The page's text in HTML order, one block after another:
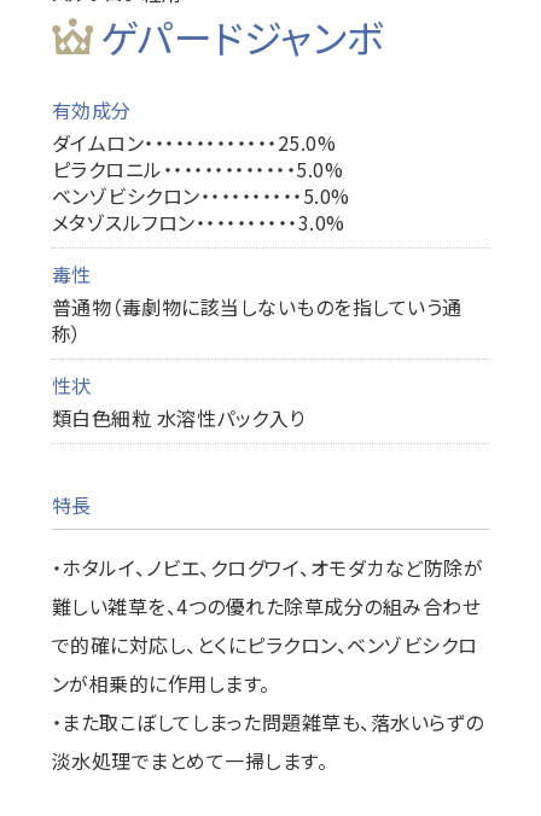
ゲパードジャンボ
有効成分
ダイムロン・・・・・・・・・・・・・25.0%
ピラクロニル・・・・・・・・・・・・・5.0%
ベンゾビシクロン・・・・・・・・・・5.0%
メタゾスルフロン・・・・・・・・・・3.0%
毒性
普通物（毒劇物に該当しないものを指していう通
称）
性状
類白色細粒 水溶性パック入り
特長
・ホタルイ、ノビエ、クログワイ、オモダカなど防除が
難しい雑草を、4つの優れた除草成分の組み合わせ
で的確に対応し、とくにピラクロン、ベンゾビシクロ
ンが相乗的に作用します。
・また取こぼしてしまった問題雑草も、落水いらずの
淡水処理でまとめて一掃します。